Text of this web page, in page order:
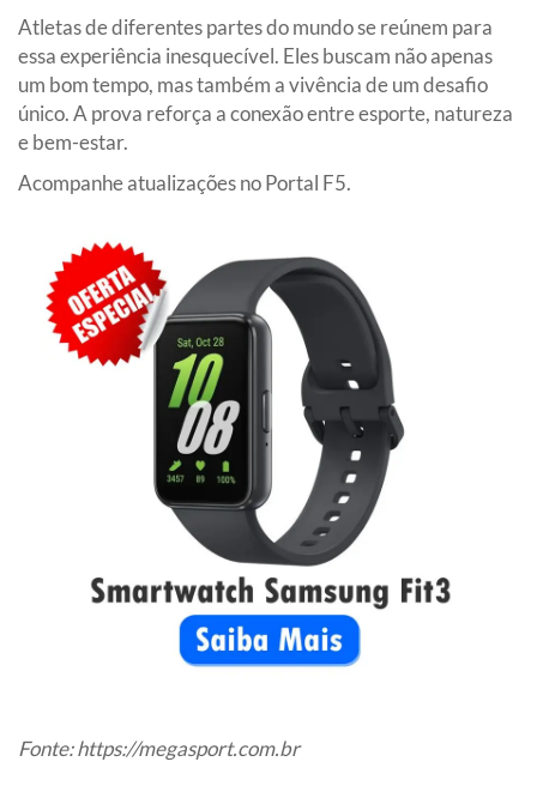
Atletas de diferentes partes do mundo se reúnem para
essa experiência inesquecível. Eles buscam não apenas
um bom tempo, mas também a vivência de um desafio
único. A prova reforça a conexão entre esporte, natureza
e bem-estar.
Acompanhe atualizações no Portal F5.
Fonte:https://megasport.com.br